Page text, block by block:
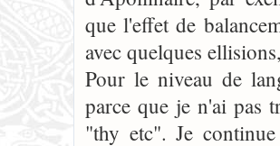
que l'effet de
avec quelques
Pour le niveau de
parce que je n'ai pas
"thy etc". Je